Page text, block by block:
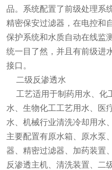
品。系统配置了前级处理系
精密保安过滤器，在电控和
保护系统和水质自动在线监
统一目了然，并且有前级进
接口。
二级反渗透水
工艺适用于制药用水、化
水、生物化工工艺用水、医
水、机械行业清洗冷却用水
主要配置有原水箱、原水泵
器、精密过滤器、加药装置
反渗透主机、清洗装置、二